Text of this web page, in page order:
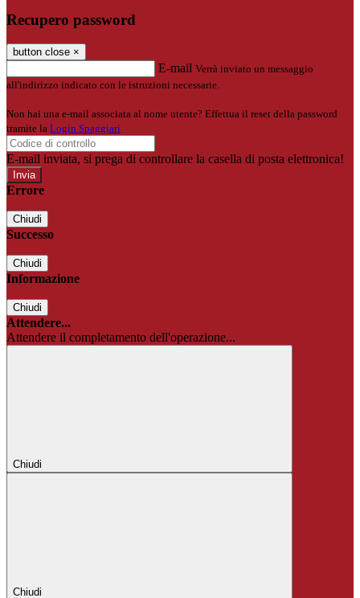
Recupero password
button close ×
E-mail Verrà inviato un messaggio
all'indirizzo indicato con le istruzioni necessarie.
Non hai una e-mail associata al nome utente? Effettua il reset della password
tramite la Login Spaggiari
E-mail inviata, si prega di controllare la casella di posta elettronica!
Errore
Chiudi
Successo
Chiudi
Informazione
Chiudi
Attendere...
Attendere il completamento dell'operazione...
Chiudi
Chiudi